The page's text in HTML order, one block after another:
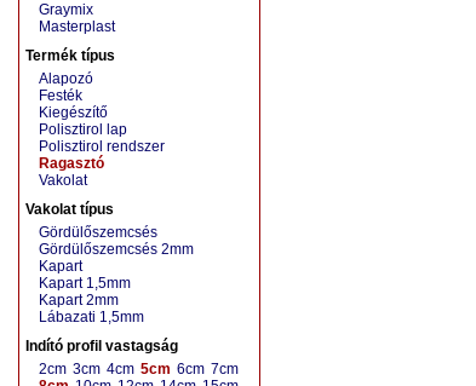
Graymix
Masterplast
Termék típus
Alapozó
Festék
Kiegészítő
Polisztirol lap
Polisztirol rendszer
Ragasztó
Vakolat
Vakolat típus
Gördülőszemcsés
Gördülőszemcsés 2mm
Kapart
Kapart 1,5mm
Kapart 2mm
Lábazati 1,5mm
Indító profil vastagság
2cm 3cm 4cm 5cm 6cm 7cm